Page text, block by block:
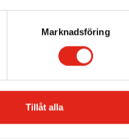
Marknadsföring
Tillåt alla